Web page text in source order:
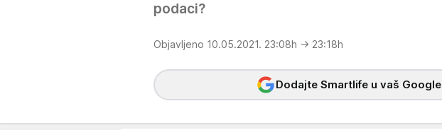
podaci?
Objavljeno 10.05.2021. 23:08h → 23:18h
Dodajte Smartlife u vaš